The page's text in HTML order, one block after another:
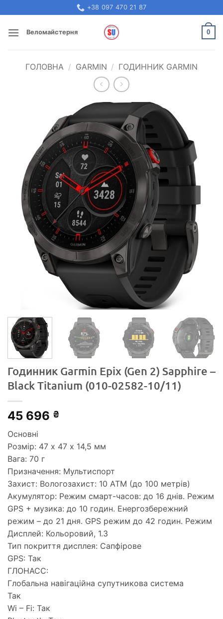
to
content
+38 097 470 21 87
Веломайстерня 0
ГОЛОВНА / GARMIN / ГОДИННИК GARMIN
Годинник Garmin Epix (Gen 2) Sapphire –
Black Titanium (010-02582-10/11)
45 696 ₴
Основні
Розмір: 47 х 47 х 14,5 мм
Вага: 70 г
Призначення: Мультиспорт
Захист: Вологозахист: 10 ATM (до 100 метрів)
Акумулятор: Режим смарт-часов: до 16 днів. Режим
GPS + музика: до 10 годин. Енергозбережний
режим – до 21 дня. GPS режим до 42 годин. Режим
Дисплей: Кольоровий, 1.3
Тип покриття дисплея: Сапфірове
GPS: Так
ГЛОНАСС:
Глобальна навігаційна супутникова система
Так
Wi – Fi: Так